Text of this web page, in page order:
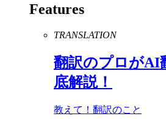
Features
TRANSLATION
翻訳のプロがAI
底解説！
教えて！翻訳のこと